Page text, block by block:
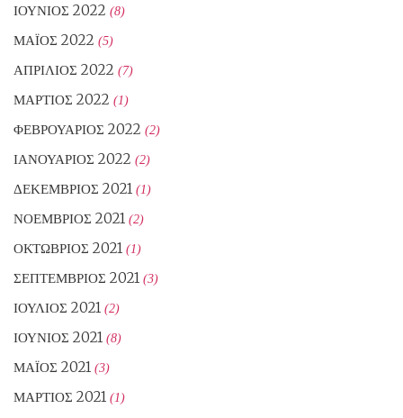
ΙΟΎΝΙΟΣ 2022 (8)
ΜΆΙΟΣ 2022 (5)
ΑΠΡΊΛΙΟΣ 2022 (7)
ΜΆΡΤΙΟΣ 2022 (1)
ΦΕΒΡΟΥΆΡΙΟΣ 2022 (2)
ΙΑΝΟΥΆΡΙΟΣ 2022 (2)
ΔΕΚΈΜΒΡΙΟΣ 2021 (1)
ΝΟΈΜΒΡΙΟΣ 2021 (2)
ΟΚΤΏΒΡΙΟΣ 2021 (1)
ΣΕΠΤΈΜΒΡΙΟΣ 2021 (3)
ΙΟΎΛΙΟΣ 2021 (2)
ΙΟΎΝΙΟΣ 2021 (8)
ΜΆΙΟΣ 2021 (3)
ΜΆΡΤΙΟΣ 2021 (1)